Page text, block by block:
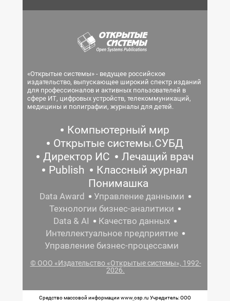
«Открытые системы» - ведущее российское
издательство, выпускающее широкий спектр изданий
для профессионалов и активных пользователей в
сфере ИТ, цифровых устройств, телекоммуникаций,
медицины и полиграфии, журналы для детей.
Компьютерный мир
Открытые системы.СУБД
Директор ИС
Лечащий врач
Publish
Классный журнал
Понимашка
Data Award
Управление данными
Технологии бизнес-аналитики
Data & AI
Качество данных
Интеллектуальное предприятие
Управление бизнес-процессами
© ООО «Издательство «Открытые системы», 1992-
2026.
Средство массовой информации www.osp.ru Учредитель: ООО